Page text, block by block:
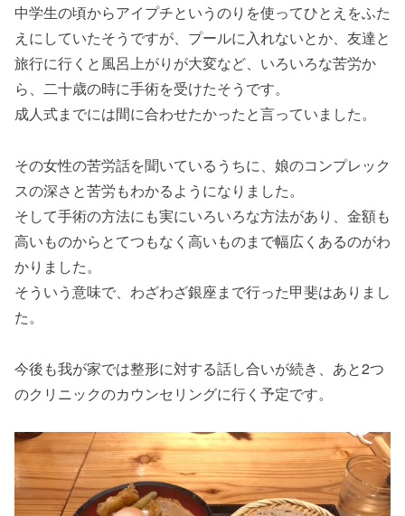
中学生の頃からアイプチというのりを使ってひとえをふた
えにしていたそうですが、プールに入れないとか、友達と
旅行に行くと風呂上がりが大変など、いろいろな苦労か
ら、二十歳の時に手術を受けたそうです。
成人式までには間に合わせたかったと言っていました。
その女性の苦労話を聞いているうちに、娘のコンプレック
スの深さと苦労もわかるようになりました。
そして手術の方法にも実にいろいろな方法があり、金額も
高いものからとてつもなく高いものまで幅広くあるのがわ
かりました。
そういう意味で、わざわざ銀座まで行った甲斐はありまし
た。
今後も我が家では整形に対する話し合いが続き、あと2つ
のクリニックのカウンセリングに行く予定です。